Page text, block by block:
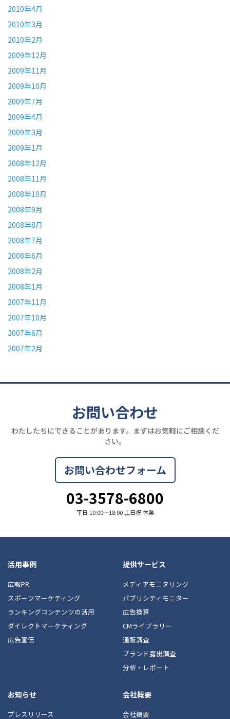
2010年4月
2010年3月
2010年2月
2009年12月
2009年11月
2009年10月
2009年7月
2009年4月
2009年3月
2009年1月
2008年12月
2008年11月
2008年10月
2008年9月
2008年8月
2008年7月
2008年6月
2008年2月
2008年1月
2007年11月
2007年10月
2007年6月
2007年2月
お問い合わせ
わたしたちにできることがあります。まずはお気軽にご相談くだ
さい。
お問い合わせフォーム
03-3578-6800
平日 10:00〜18:00 土日祝 休業
活用事例
広報PR
スポーツマーケティング
ランキングコンテンツの活用
ダイレクトマーケティング
広告宣伝
提供サービス
メディアモニタリング
パブリシティモニター
広告換算
CMライブラリー
通販調査
ブランド露出調査
分析・レポート
お知らせ
プレスリリース
会社概要
会社概要